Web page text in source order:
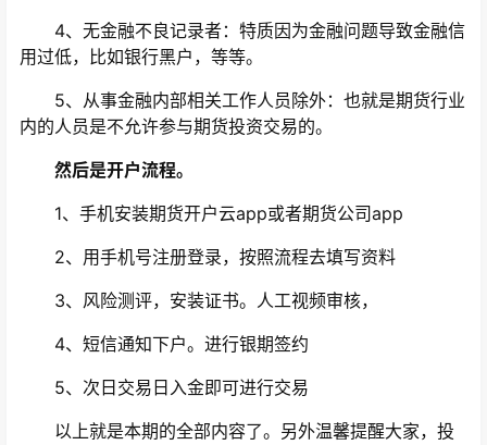
4、无金融不良记录者：特质因为金融问题导致金融信
用过低，比如银行黑户，等等。
5、从事金融内部相关工作人员除外：也就是期货行业
内的人员是不允许参与期货投资交易的。
然后是开户流程。
1、手机安装期货开户云app或者期货公司app
2、用手机号注册登录，按照流程去填写资料
3、风险测评，安装证书。人工视频审核，
4、短信通知下户。进行银期签约
5、次日交易日入金即可进行交易
以上就是本期的全部内容了。另外温馨提醒大家，投